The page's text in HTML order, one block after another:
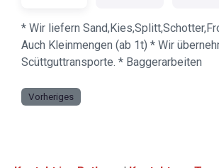
* Wir liefern
Auch Kleinmengen (ab 1t) * Wir
Scüttguttransporte. * Baggerarbeiten
Vorheriges